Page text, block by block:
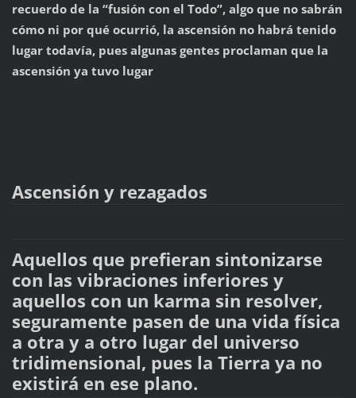
recuerdo de la “fusión con el Todo”, algo que no sabrán
cómo ni por qué ocurrió, la ascensión no habrá tenido
lugar todavía, pues algunas gentes proclaman que la
ascensión ya tuvo lugar
Ascensión y rezagados
Aquellos que prefieran sintonizarse
con las vibraciones inferiores y
aquellos con un karma sin resolver,
seguramente pasen de una vida física
a otra y a otro lugar del universo
tridimensional, pues la Tierra ya no
existirá en ese plano.